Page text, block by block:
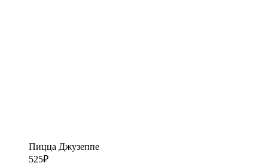
Пицца Джузеппе
525₽